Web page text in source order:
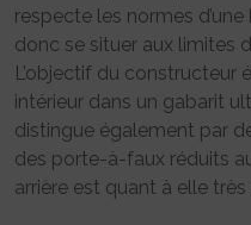
respecte les normes
donc se situer aux limites
L’objectif du constructeur
intérieur dans un gabarit
distingue également par
des porte-à-faux réduits
arrière est quant à elle très